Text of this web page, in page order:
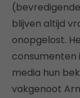
blijven altijd
onopgelost.
consumenten
media hun
vakgenoot